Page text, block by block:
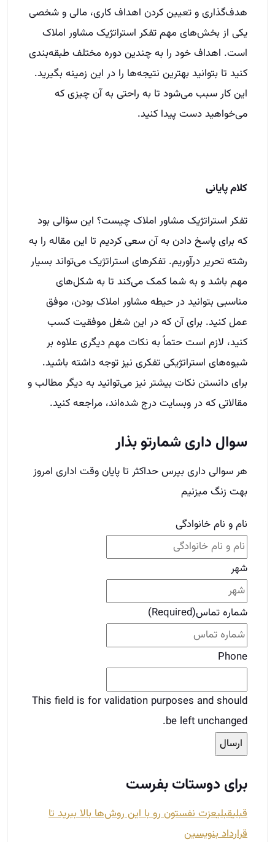
هدف‌گذاری و تعیین کردن اهداف کاری، مالی و شخصی
یکی از بخش‌های مهم تفکر استراتژیک مشاور املاک
است. اهداف خود را به چندین دوره مختلف طبقه‌بندی
کنید تا بتوانید بهترین نتیجه‌ها را در این زمینه بگیرید.
این کار سبب می‌شود تا به راحتی به آن چیزی که
می‌خواهید دست پیدا کنید.
کلام پایانی
تفکر استراتژیک مشاور املاک چیست؟ این سؤالی بود
که برای پاسخ دادن به آن سعی کردیم تا این مقاله را به
رشته تحریر درآوریم. تفکر‌های استراتژیک می‌تواند بسیار
مهم باشد و به شما کمک می‌کند تا به شکل‌های
مناسبی بتوانید در حیطه مشاور املاک بودن، موفق
عمل کنید. برای آن که در این شغل موفقیت کسب
کنید، لازم است حتماً به نکات مهم دیگری علاوه بر
شیوه‌های استراتژیکی تفکری نیز توجه داشته باشید.
برای دانستن نکات بیشتر نیز می‌توانید به دیگر مطالب و
مقالاتی که در وبسایت درج شده‌اند، مراجعه کنید.
سوال داری شمارتو بذار
هر سوالی داری بپرس حداکثر تا پایان وقت اداری امروز
بهت زنگ میزنیم
نام و نام خانوادگی
شهر
شماره تماس(Required)
Phone
This field is for validation purposes and should
be left unchanged.
برای دوستات بفرست
قبلیقبلیعزت نفستون رو با این روش‌ها بالا ببرید تا
قرارداد بنویسین